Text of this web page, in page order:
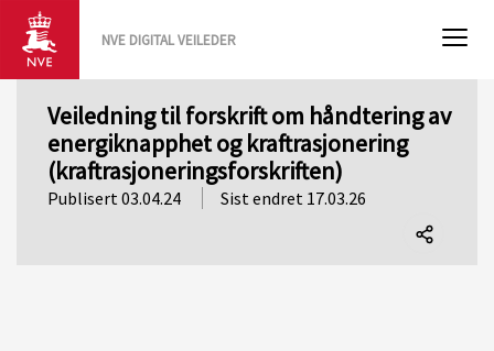
NVE DIGITAL VEILEDER
Veiledning til forskrift om håndtering av
energiknapphet og kraftrasjonering
(kraftrasjoneringsforskriften)
Publisert 03.04.24 Sist endret 17.03.26